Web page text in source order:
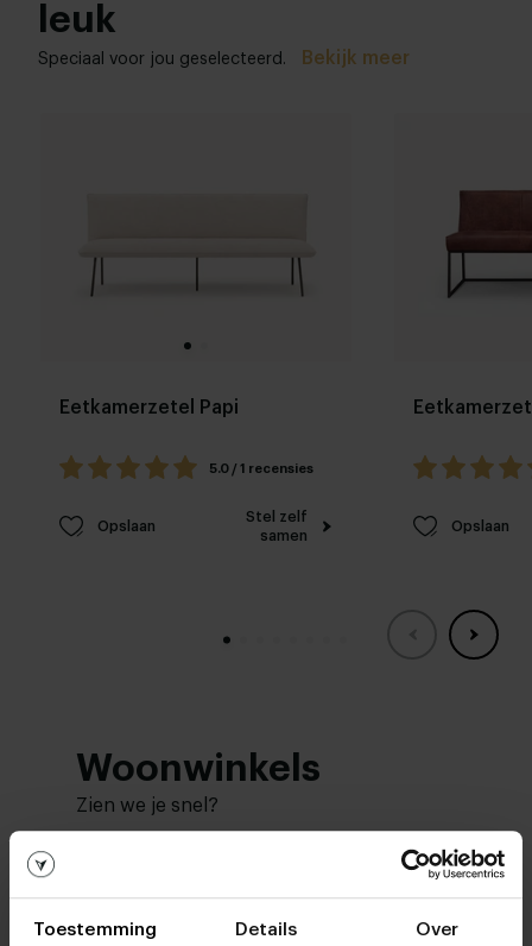
Toestemming Details Over
leuk
Speciaal voor jou geselecteerd. Bekijk meer
Eetkamerzetel Papi
5.0 / 1 recensies
Opslaan
Stel zelf
samen
Opslaan
Woonwinkels
Zien we je snel?